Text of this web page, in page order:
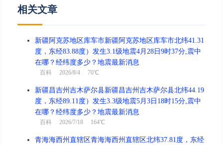
酉时(17:00-18:59) 凶
己酉时 17:00 - 18:59
喜神东北 财神正北 福神正南
修造、酬神、求嗣、纳财
忌 无
兔 煞东
相关文章
新疆阿克苏地区库车市新疆阿克苏地区库车市北纬41.31
度，东经83.88度）发生3.1级地震4月28日9时37分,震中
在哪？经纬度多少？地震最新消息
百科 2026/8/4 70℃
新疆昌吉州吉木萨尔县新疆昌吉州吉木萨尔县北纬44.19
度，东经89.11度）发生3.3级地震5月3日18时15分,震中
在哪？经纬度多少？地震最新消息
百科 2026/7/18 164℃
青海海西州直辖区青海海西州直辖区北纬37.81度，东经